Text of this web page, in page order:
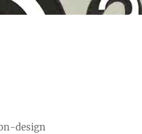
design